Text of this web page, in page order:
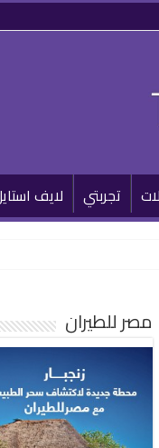
تجربتي لايف
مصر للطيران